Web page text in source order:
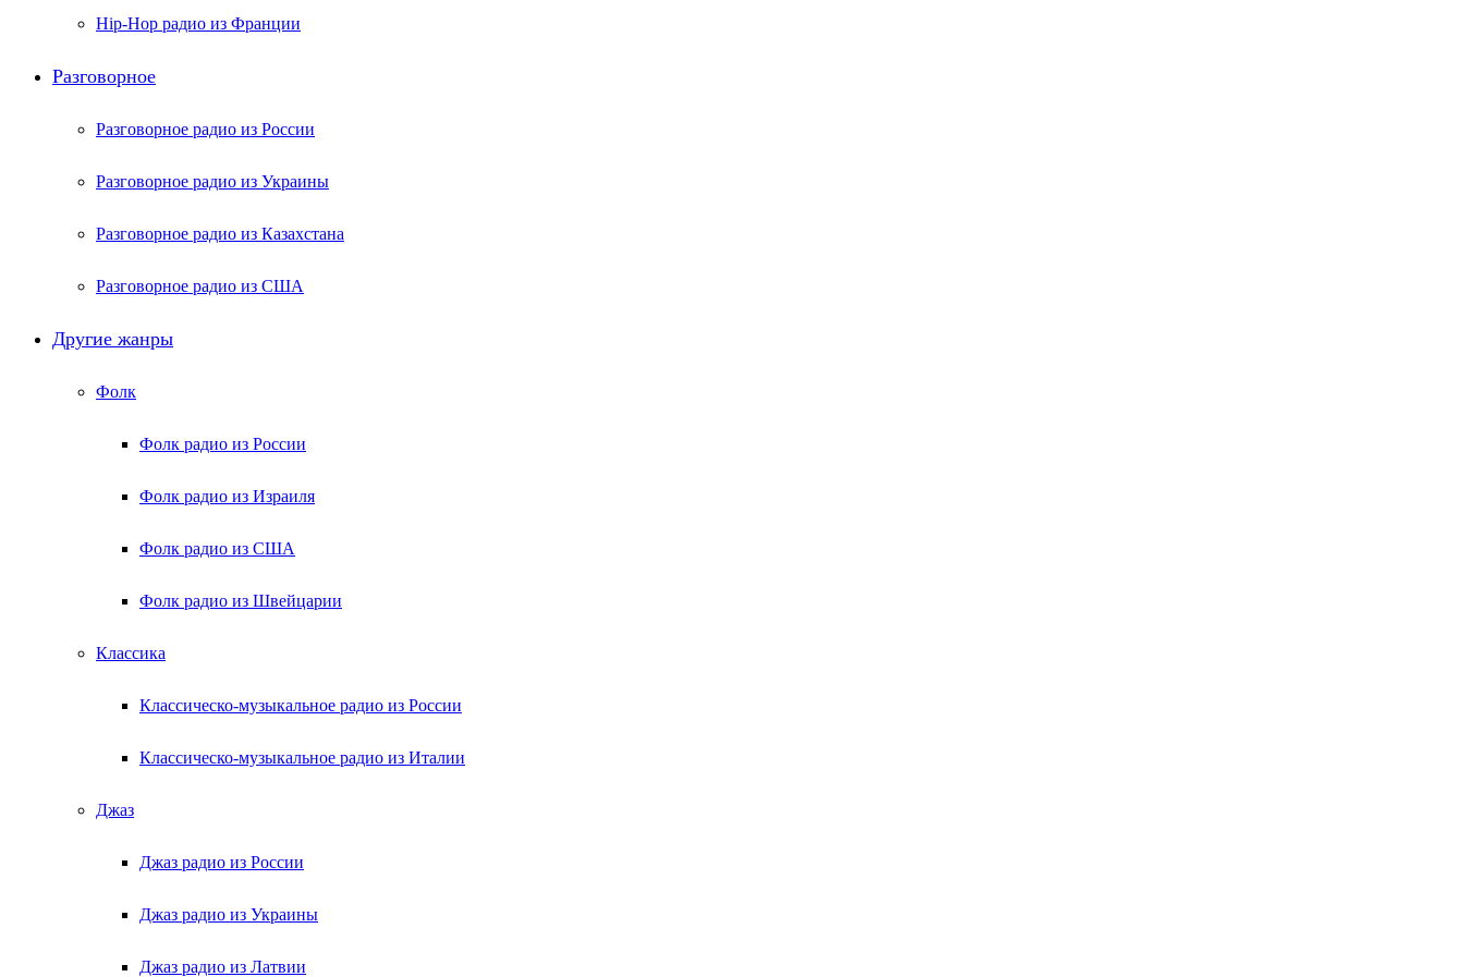
Hip-Hop радио из Франции
Разговорное
Разговорное радио из России
Разговорное радио из Украины
Разговорное радио из Казахстана
Разговорное радио из США
Другие жанры
Фолк
Фолк радио из России
Фолк радио из Израиля
Фолк радио из США
Фолк радио из Швейцарии
Классика
Классическо-музыкальное радио из России
Классическо-музыкальное радио из Италии
Джаз
Джаз радио из России
Джаз радио из Украины
Джаз радио из Латвии